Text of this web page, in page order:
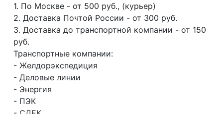
1. По Москве - от 500 руб., (курьер)
2. Доставка Почтой России - от 300 руб.
3. Доставка до транспортной компании - от 150
руб.
Транспортные компании:
- Желдорэкспедиция
- Деловые линии
- Энергия
- ПЭК